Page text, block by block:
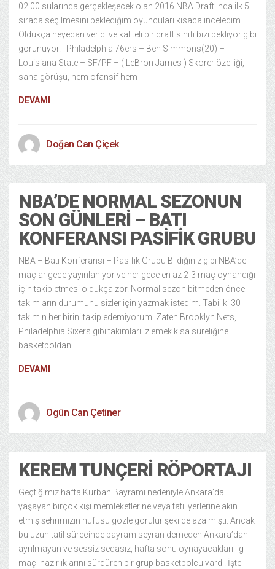
02.00 sularında gerçekleşecek olan 2016 NBA Draft’ında ilk 5
sırada seçilmesini beklediğim oyuncuları kısaca inceledim.
Oldukça heyecan verici ve kaliteli bir draft sınıfı bizi bekliyor gibi
görünüyor. Philadelphia 76ers – Ben Simmons(20) –
Louisiana State – SF/PF – ( LeBron James ) Skorer özelliği,
saha görüşü, hem ofansif hem
DEVAMI
Doğan Can Çiçek
NBA’DE NORMAL SEZONUN
SON GÜNLERI – BATI
KONFERANSI PASIFIK GRUBU
NBA – Batı Konferansı – Pasifik Grubu Bildiğiniz gibi NBA’de
maçlar gece yayınlanıyor ve her gece en az 2-3 maç oynandığı
için takip etmesi oldukça zor. Normal sezon bitmeden önce
takımların durumunu sizler için yazmak istedim. Tabii ki 30
takımın her birini takip edemiyorum. Zaten Brooklyn Nets,
Philadelphia Sixers gibi takımları izlemek kısa süreliğine
basketboldan
DEVAMI
Ogün Can Çetiner
KEREM TUNÇERI RÖPORTAJI
Geçtiğimiz hafta Kurban Bayramı nedeniyle Ankara’da
yaşayan birçok kişi memleketlerine veya tatil yerlerine akın
etmiş şehrimizin nüfusu gözle görülür şekilde azalmıştı. Ancak
bu uzun tatil sürecinde bayram seyran demeden Ankara’dan
ayrılmayan ve sessiz sedasız, hafta sonu oynayacakları lig
maçı hazırlıklarını sürdüren bir grup basketbolcu vardı. İşte